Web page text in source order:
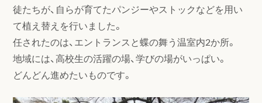
徒たちが、自らが育てたパンジーやストックなどを用い
て植え替えを行いました。
任されたのは、エントランスと蝶の舞う温室内2か所。
地域には、高校生の活躍の場、学びの場がいっぱい。
どんどん進めたいものです。